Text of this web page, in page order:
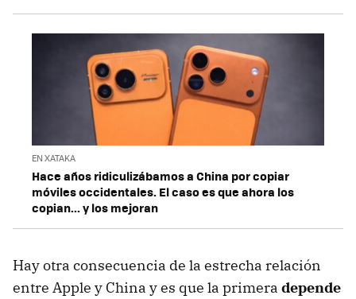
EN XATAKA
Hace años ridiculizábamos a China por copiar
móviles occidentales. El caso es que ahora los
copian... y los mejoran
Hay otra consecuencia de la estrecha relación
entre Apple y China y es que la primera depende